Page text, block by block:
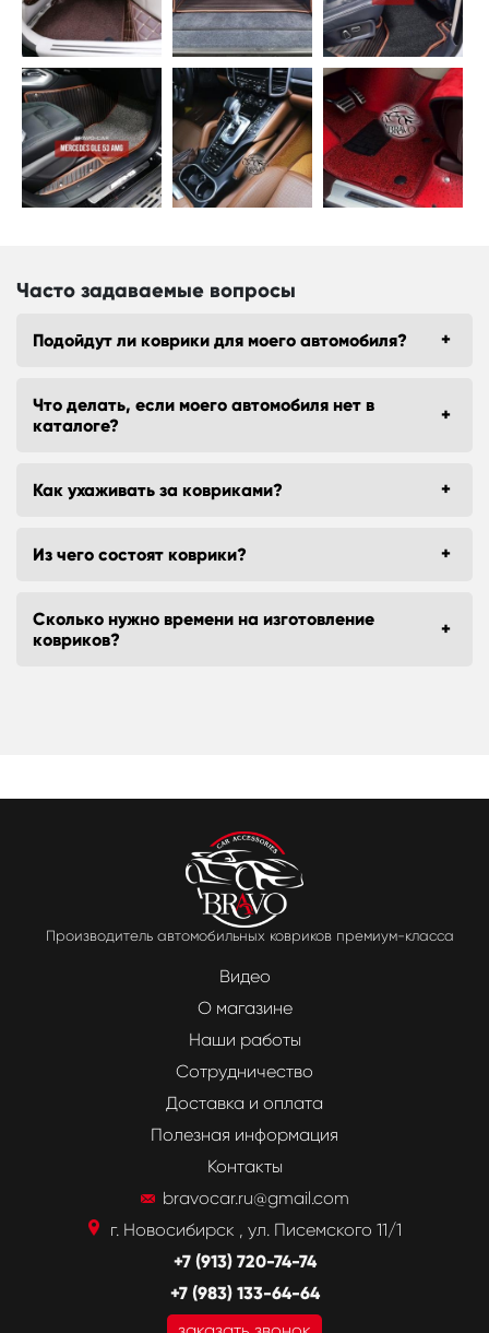
Часто задаваемые вопросы
Подойдут ли коврики для моего автомобиля?
Что делать, если моего автомобиля нет в
каталоге?
Как ухаживать за ковриками?
Из чего состоят коврики?
Сколько нужно времени на изготовление
ковриков?
Производитель автомобильных ковриков премиум-класса
Видео
О магазине
Наши работы
Сотрудничество
Доставка и оплата
Полезная информация
Контакты
bravocar.ru@gmail.com
г. Новосибирск , ул. Писемского 11/1
+7 (913) 720-74-74
+7 (983) 133-64-64